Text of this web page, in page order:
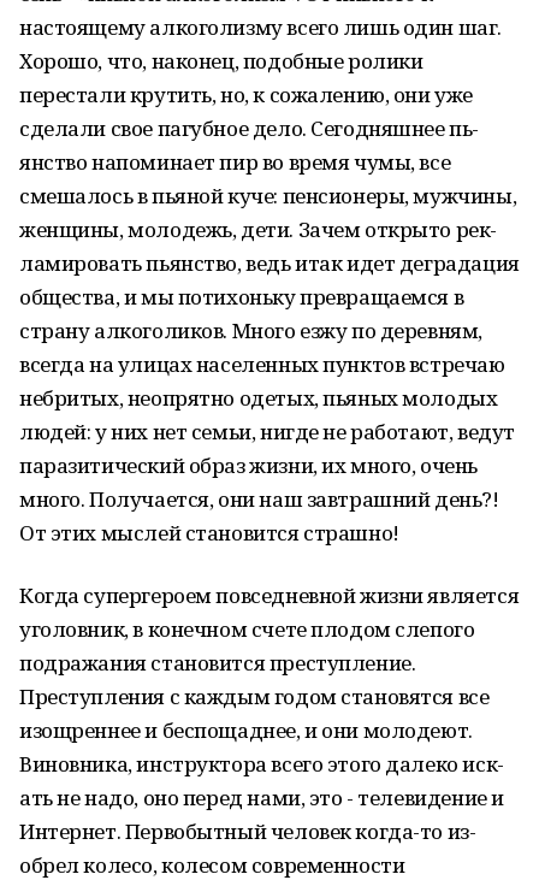
настоящему алкоголизму всего лишь один шаг.
Хорошо, что, наконец, подобные ролики
перестали крутить, но, к сожалению, они уже
сделали свое пагубное дело. Сегодняшнее пь­
янство напоминает пир во время чумы, все
смешалось в пьяной куче: пенсионеры, му­ж­­­чины,
женщи­ны, молодежь, дети. За­чем открыто рек­
ла­мировать пьянство, ведь итак ид­ет де­градация
общес­тва, и мы потихоньку превраща­емся в
страну алкоголиков. Много езжу по деревням,
всегда на улицах населенных пунктов встречаю
небритых, неопрятно одетых, пьяных молодых
людей: у них нет семьи, нигде не работают, ведут
паразитический образ жизни, их много, очень
много. Получается, они наш завтрашний день?!
От этих мыслей становится страшно!
Когда суп­е­р­героем повседневной жизни является
уголовник, в кон­ечном счете плодом слепого
под­р­ажания стан­о­вится прес­туп­­лен­ие.
Преступления с каж­дым годом становятся все
изо­щр­ен­нее и беспощаднее, и они моло­деют.
Виновника, инстру­к­тора всего этого далеко ис­к­
ать не надо, оно перед нами, это - те­ле­видение и
Инт­ернет. Первобытный человек когда-то из­
обрел колесо, колесом соврем­ен­ности